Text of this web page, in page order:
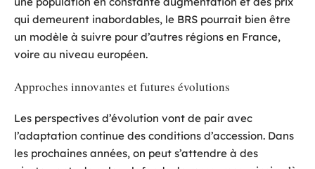
qui demeurent inabordables, le BRS pourrait bien être
un modèle à suivre pour d’autres régions en France,
voire au niveau européen.
Approches innovantes et futures évolutions
Les perspectives d’évolution vont de pair avec
l’adaptation continue des conditions d’accession. Dans
les prochaines années, on peut s’attendre à des